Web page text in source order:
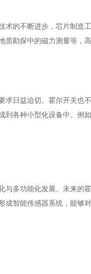
的不断进步，芯片制
勘探中的磁力测量等，
日益迫切。霍尔开关
各种小型化设备中。
多功能化发展。未来
智能传感器系统，能